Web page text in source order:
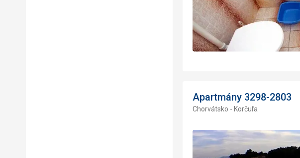
Apartmány 3298-2803
Chorvátsko - Korčuľa